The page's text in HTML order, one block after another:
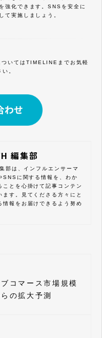
強化できます。SNSを安全に
て実施しましょう。
ついてはTIMELINEまでお気軽
。
編集部
部は、インフルエンサーマ
SNSに関する情報を、わか
ことを心掛けて記事コンテン
ます。見てくださる方々にと
情報をお届けできるよう努め
コマース市場規模
の拡大予測